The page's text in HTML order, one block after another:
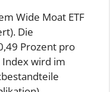
Wide Moat ETF
Die
Prozent pro
Index wird im